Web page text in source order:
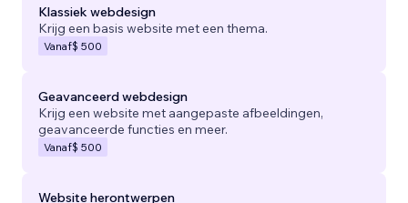
Klassiek webdesign
Krijg een basis website met een thema.
Vanaf$ 500
Geavanceerd webdesign
Krijg een website met aangepaste afbeeldingen,
geavanceerde functies en meer.
Vanaf$ 500
Website herontwerpen